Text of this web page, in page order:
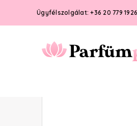
Ügyfélszolgálat: +36 20 779 1926